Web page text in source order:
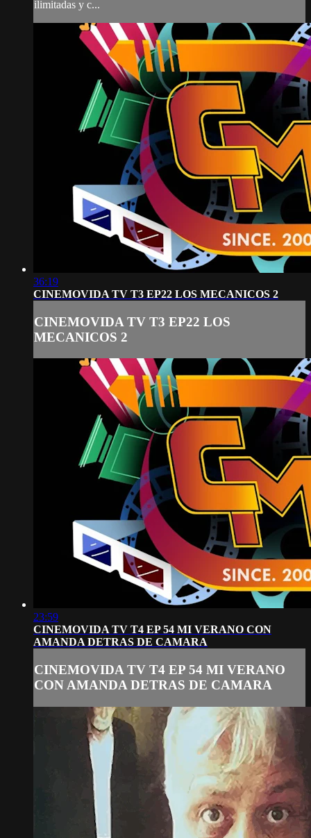
ilimitadas y c...
36:19
CINEMOVIDA TV T3 EP22 LOS MECANICOS 2
CINEMOVIDA TV T3 EP22 LOS
MECANICOS 2
23:59
CINEMOVIDA TV T4 EP 54 MI VERANO CON
AMANDA DETRAS DE CAMARA
CINEMOVIDA TV T4 EP 54 MI VERANO
CON AMANDA DETRAS DE CAMARA